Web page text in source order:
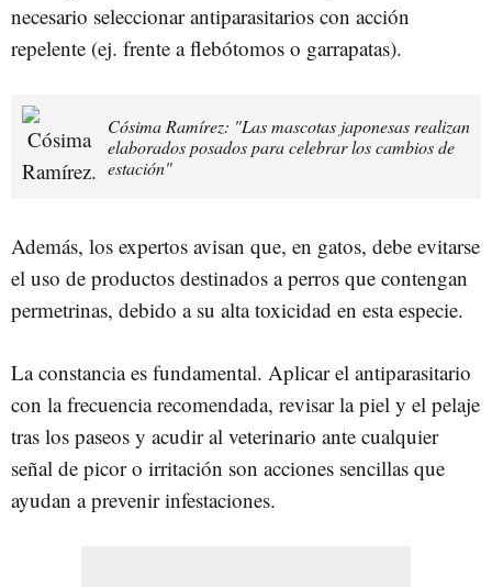
necesario seleccionar antiparasitarios con acción
repelente (ej. frente a flebótomos o garrapatas).
Cósima Ramírez: "Las mascotas japonesas realizan
elaborados posados para celebrar los cambios de
estación"
Además, los expertos avisan que, en gatos, debe evitarse
el uso de productos destinados a perros que contengan
permetrinas, debido a su alta toxicidad en esta especie.
La constancia es fundamental. Aplicar el antiparasitario
con la frecuencia recomendada, revisar la piel y el pelaje
tras los paseos y acudir al veterinario ante cualquier
señal de picor o irritación son acciones sencillas que
ayudan a prevenir infestaciones.